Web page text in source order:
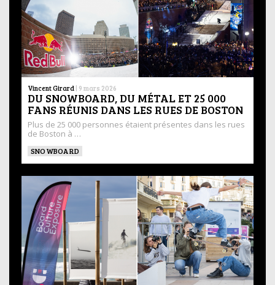
Vincent Girard | 9 mars 2026
DU SNOWBOARD, DU MÉTAL ET 25 000
FANS RÉUNIS DANS LES RUES DE BOSTON
Plus de 25 000 personnes étaient présentes dans les rues
de Boston à …
SNOWBOARD